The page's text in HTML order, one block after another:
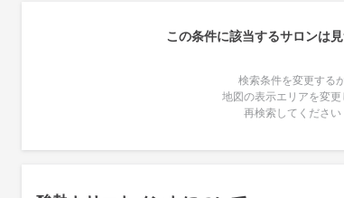
この条件に該当するサロンは
検索条件を変更する
地図の表示エリアを変更
再検索してください